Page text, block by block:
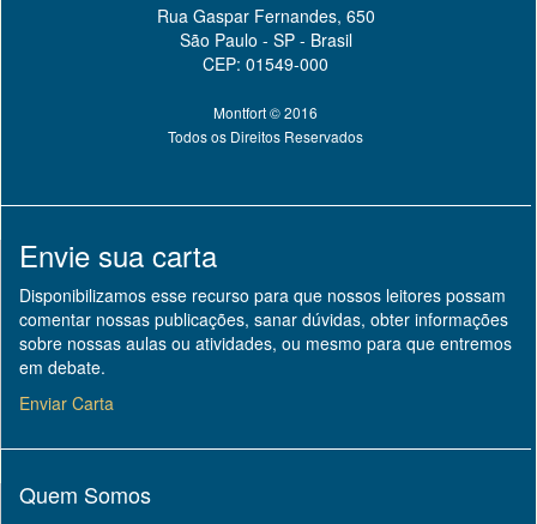
Rua Gaspar Fernandes, 650
São Paulo - SP - Brasil
CEP: 01549-000
Montfort © 2016
Todos os Direitos Reservados
Envie sua carta
Disponibilizamos esse recurso para que nossos leitores possam
comentar nossas publicações, sanar dúvidas, obter informações
sobre nossas aulas ou atividades, ou mesmo para que entremos
em debate.
Enviar Carta
Quem Somos